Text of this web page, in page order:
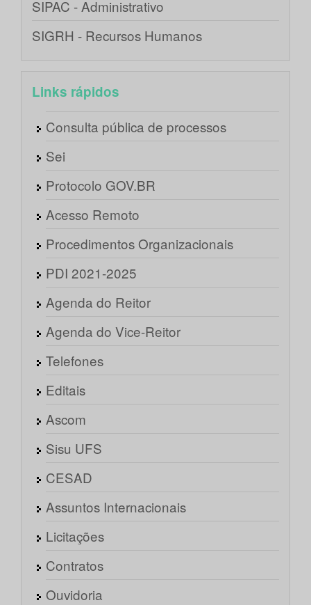
SIPAC - Administrativo
SIGRH - Recursos Humanos
Links rápidos
Consulta pública de processos
Sei
Protocolo GOV.BR
Acesso Remoto
Procedimentos Organizacionais
PDI 2021-2025
Agenda do Reitor
Agenda do Vice-Reitor
Telefones
Editais
Ascom
Sisu UFS
CESAD
Assuntos Internacionais
Licitações
Contratos
Ouvidoria